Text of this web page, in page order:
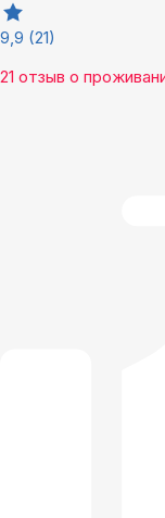
9,9 (21)
21 отзыв о